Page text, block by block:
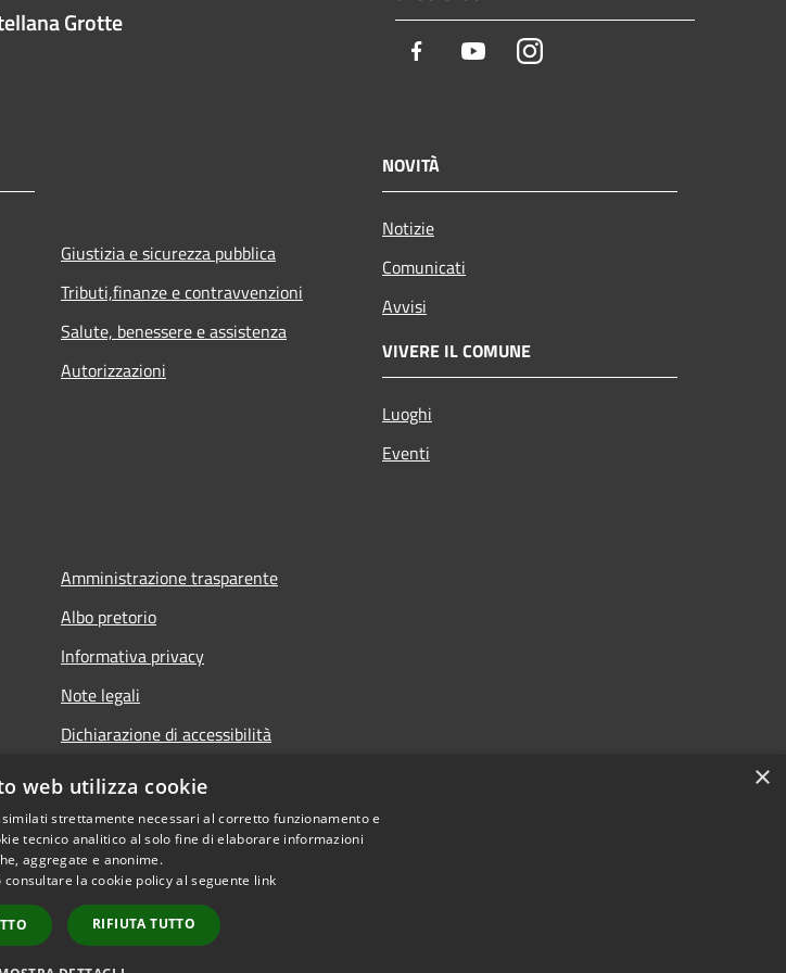
Grotte
Facebook YoutubeInstagram
Giustizia e sicurezza pubblica
Tributi,finanze e contravvenzioni
Salute, benessere e assistenza
Autorizzazioni
NOVITÀ
Notizie
Comunicati
Avvisi
VIVERE IL COMUNE
Luoghi
Eventi
Amministrazione trasparente
Albo pretorio
Informativa privacy
Note legali
Dichiarazione di accessibilità
Copyright © 2026 • Comune di Castellana Grotte • Powered by
×
web utilizza cookie
strettamente necessari al corretto funzionamento e
tecnico analitico al solo fine di elaborare informazioni
aggregate e anonime.
la cookie policy al seguente link
RIFIUTA TUTTO